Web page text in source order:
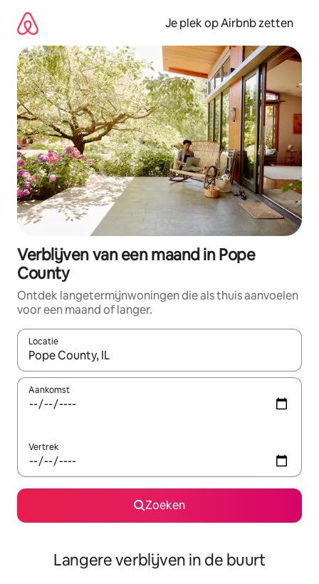
direct
naar
inhoud
Je plek op Airbnb zetten
Verblijven van een maand in Pope
County
Ontdek langetermijnwoningen die als thuis aanvoelen
voor een maand of langer.
Locatie
Wanneer er resultaten beschikbaar zijn, maak je een keuze
Aankomst
Vertrek
Zoeken
Langere verblijven in de buurt